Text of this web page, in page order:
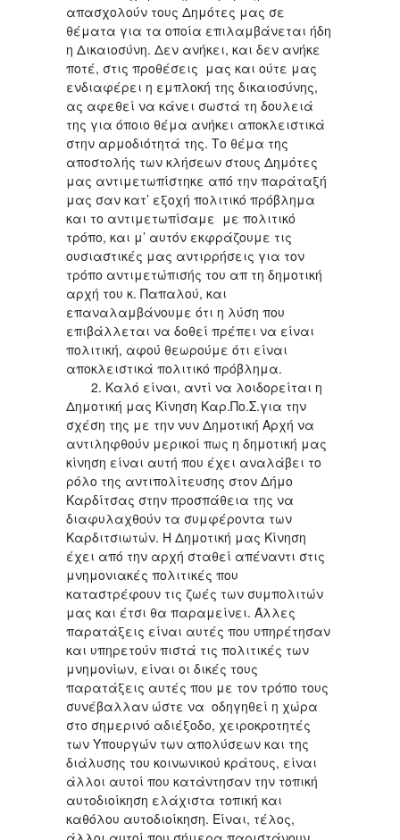
απασχολούν τους Δημότες μας σε
θέματα για τα οποία επιλαμβάνεται ήδη
η Δικαιοσύνη. Δεν ανήκει, και δεν ανήκε
ποτέ, στις προθέσεις μας και ούτε μας
ενδιαφέρει η εμπλοκή της δικαιοσύνης,
ας αφεθεί να κάνει σωστά τη δουλειά
της για όποιο θέμα ανήκει αποκλειστικά
στην αρμοδιότητά της. Το θέμα της
αποστολής των κλήσεων στους Δημότες
μας αντιμετωπίστηκε από την παράταξή
μας σαν κατ’ εξοχή πολιτικό πρόβλημα
και το αντιμετωπίσαμε με πολιτικό
τρόπο, και μ’ αυτόν εκφράζουμε τις
ουσιαστικές μας αντιρρήσεις για τον
τρόπο αντιμετώπισής του απ τη δημοτική
αρχή του κ. Παπαλού, και
επαναλαμβάνουμε ότι η λύση που
επιβάλλεται να δοθεί πρέπει να είναι
πολιτική, αφού θεωρούμε ότι είναι
αποκλειστικά πολιτικό πρόβλημα.
2. Καλό είναι, αντί να λοιδορείται η
Δημοτική μας Κίνηση Καρ.Πο.Σ.για την
σχέση της με την νυν Δημοτική Αρχή να
αντιληφθούν μερικοί πως η δημοτική μας
κίνηση είναι αυτή που έχει αναλάβει το
ρόλο της αντιπολίτευσης στον Δήμο
Καρδίτσας στην προσπάθεια της να
διαφυλαχθούν τα συμφέροντα των
Καρδιτσιωτών. Η Δημοτική μας Κίνηση
έχει από την αρχή σταθεί απέναντι στις
μνημονιακές πολιτικές που
καταστρέφουν τις ζωές των συμπολιτών
μας και έτσι θα παραμείνει. Άλλες
παρατάξεις είναι αυτές που υπηρέτησαν
και υπηρετούν πιστά τις πολιτικές των
μνημονίων, είναι οι δικές τους
παρατάξεις αυτές που με τον τρόπο τους
συνέβαλλαν ώστε να οδηγηθεί η χώρα
στο σημερινό αδιέξοδο, χειροκροτητές
των Υπουργών των απολύσεων και της
διάλυσης του κοινωνικού κράτους, είναι
άλλοι αυτοί που κατάντησαν την τοπική
αυτοδιοίκηση ελάχιστα τοπική και
καθόλου αυτοδιοίκηση. Είναι, τέλος,